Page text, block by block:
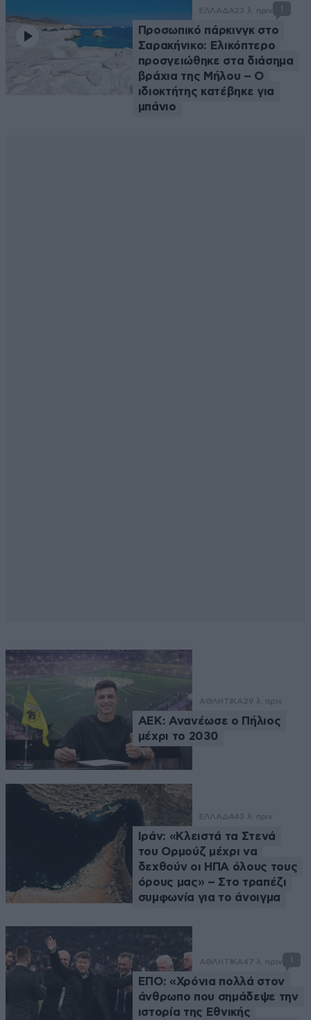
ΕΛΛΑΔΑ23 λ. πριν
Προσωπικό πάρκινγκ στο
Σαρακήνικο: Ελικόπτερο
προσγειώθηκε στα διάσημα
βράχια της Μήλου – Ο
ιδιοκτήτης κατέβηκε για
μπάνιο
ΑΘΛΗΤΙΚΑ29 λ. πριν
ΑΕΚ: Ανανέωσε ο Πήλιος
μέχρι το 2030
ΕΛΛΑΔΑ43 λ. πριν
Ιράν: «Κλειστά τα Στενά
του Ορμούζ μέχρι να
δεχθούν οι ΗΠΑ όλους τους
όρους μας» – Στο τραπέζι
συμφωνία για το άνοιγμα
ΑΘΛΗΤΙΚΑ47 λ. πριν 1
ΕΠΟ: «Χρόνια πολλά στον
άνθρωπο που σημάδεψε την
ιστορία της Εθνικής